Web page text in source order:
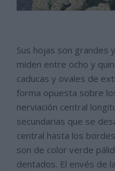
Sus hojas son grandes
miden entre ocho y
caducas y ovales de
forma opuesta sobre
nerviación central
secundarias que se
central hasta los
son de color verde
dentados. El envés de